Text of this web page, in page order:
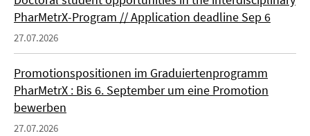
PharMetrX-Program // Application deadline Sep 6
27.07.2026
Promotionspositionen im Graduiertenprogramm
PharMetrX : Bis 6. September um eine Promotion
bewerben
27.07.2026